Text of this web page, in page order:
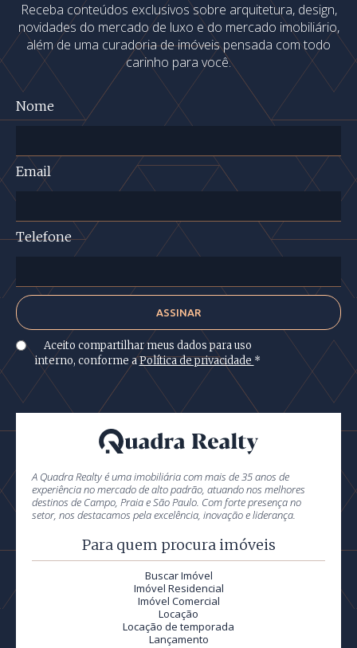
Receba conteúdos exclusivos sobre arquitetura, design,
novidades do mercado de luxo e do mercado imobiliário,
além de uma curadoria de imóveis pensada com todo
carinho para você.
Nome
Email
Telefone
Aceito compartilhar meus dados para uso
interno, conforme aPolítica de privacidade *
A Quadra Realty é uma imobiliária com mais de 35 anos de
experiência no mercado de alto padrão, atuando nos melhores
destinos de Campo, Praia e São Paulo. Com forte presença no
setor, nos destacamos pela excelência, inovação e liderança.
Para quem procura imóveis
Buscar Imóvel
Imóvel Residencial
Imóvel Comercial
Locação
Locação de temporada
Lançamento